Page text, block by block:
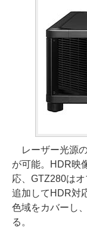
レーザー光源
が可能。HDR映
応、GTZ280は
追加してHDR対
色域をカバーし
る。